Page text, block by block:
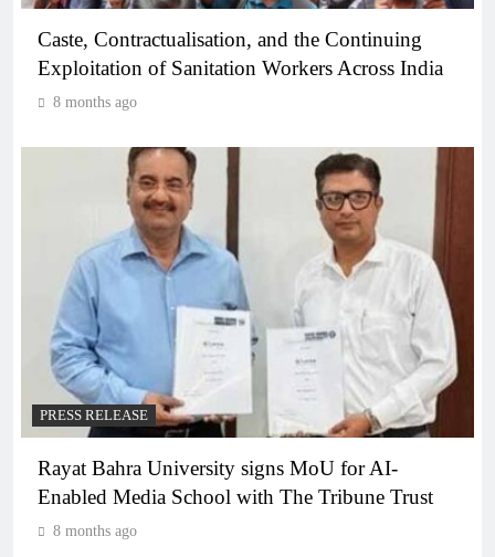
Caste, Contractualisation, and the Continuing
Exploitation of Sanitation Workers Across India
8 months ago
PRESS RELEASE
Rayat Bahra University signs MoU for AI-
Enabled Media School with The Tribune Trust
8 months ago